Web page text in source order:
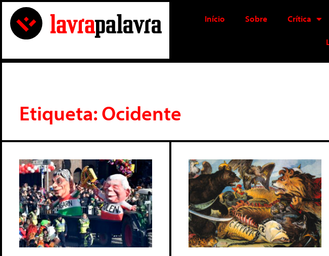
Início Sobre Crítica
Etiqueta: Ocidente